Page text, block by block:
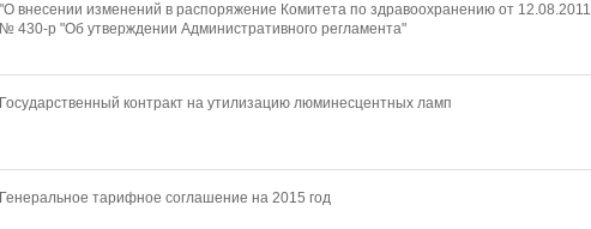
"О внесении изменений в распоряжение Комитета по здравоохранению от 12.08.2011
№ 430-р "Об утверждении Административного регламента"
Государственный контракт на утилизацию люминесцентных ламп
Генеральное тарифное соглашение на 2015 год